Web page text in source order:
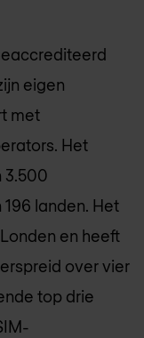
eigen
met
Het
3.500
landen. Het
en heeft
over vier
top drie